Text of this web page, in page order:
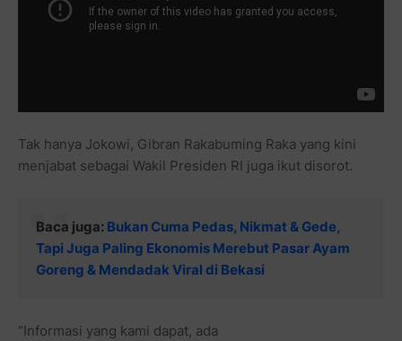
Tak hanya Jokowi, Gibran Rakabuming Raka yang kini
menjabat sebagai Wakil Presiden RI juga ikut disorot.
Baca juga: Bukan Cuma Pedas, Nikmat & Gede,
Tapi Juga Paling Ekonomis Merebut Pasar Ayam
Goreng & Mendadak Viral di Bekasi
“Informasi yang kami dapat, ada